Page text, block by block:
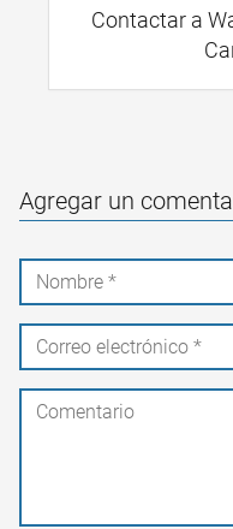
Contactar a
Agregar un